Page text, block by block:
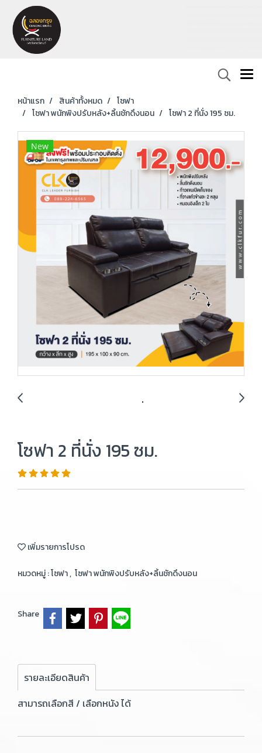
หน้าแรก สินค้าทั้งหมด
โซฟา
โซฟา พนักพิงปรับหลัง+ลิ้นชักดึงนอน
โซฟา 2 ที่นั่ง 195 ซม.
New
โซฟา 2 ที่นั่ง 195 ซม.
เพิ่มรายการโปรด
หมวดหมู่ :โซฟา, โซฟา พนักพิงปรับหลัง+ลิ้นชักดึงนอน
Share
รายละเอียดสินค้า
สามารถเลือกสี / เลือกหนัง ได้